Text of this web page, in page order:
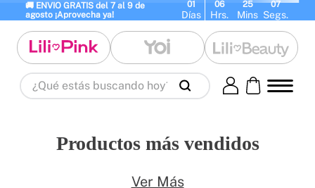
🚚 ENVIO GRATIS del 7 al 9 de
agosto ¡Aprovecha ya!
01
Días
06
Hrs.
25
Mins
07
Segs.
¿Qué estás buscando hoy?
termo 5. splashs 6. body
8. perfume
Productos más vendidos
Ver Más